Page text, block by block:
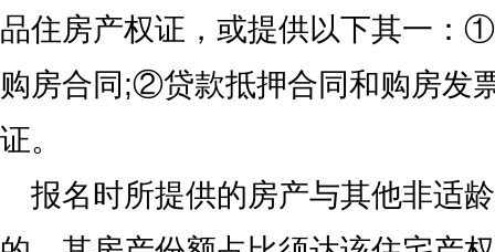
品住房产权证，或提供以下其一：
购房合同;②贷款抵押合同和购房发
证。
报名时所提供的房产与其他非适